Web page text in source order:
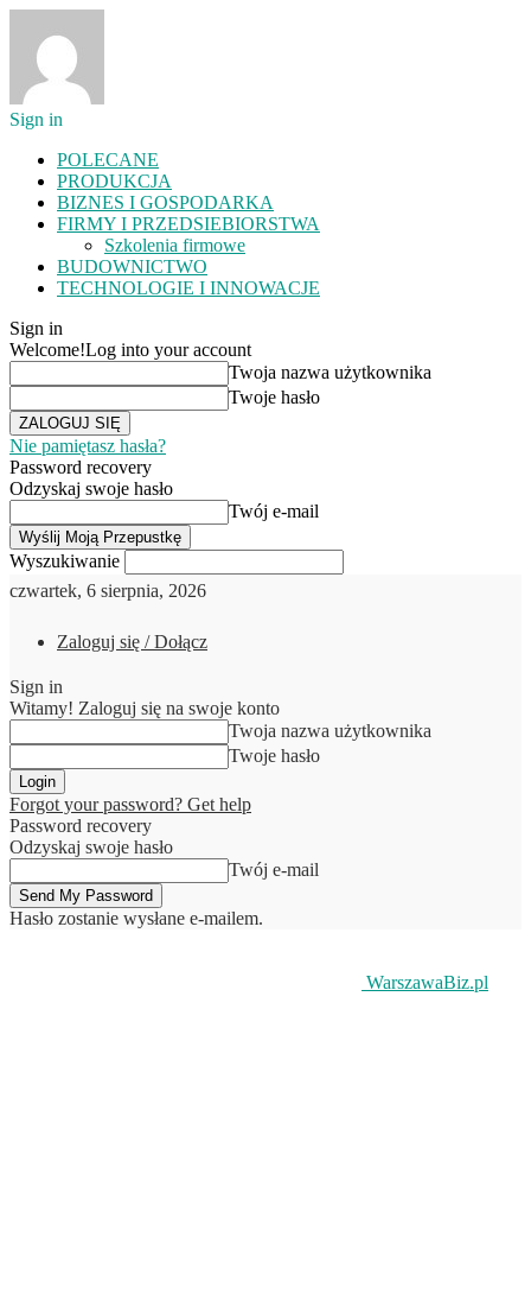
Sign in
POLECANE
PRODUKCJA
BIZNES I GOSPODARKA
FIRMY I PRZEDSIEBIORSTWA
Szkolenia firmowe
BUDOWNICTWO
TECHNOLOGIE I INNOWACJE
Sign in
Welcome!Log into your account
Twoja nazwa użytkownika
Twoje hasło
Nie pamiętasz hasła?
Password recovery
Odzyskaj swoje hasło
Twój e-mail
Wyszukiwanie
czwartek, 6 sierpnia, 2026
Zaloguj się / Dołącz
Sign in
Witamy! Zaloguj się na swoje konto
Twoja nazwa użytkownika
Twoje hasło
Forgot your password? Get help
Password recovery
Odzyskaj swoje hasło
Twój e-mail
Hasło zostanie wysłane e-mailem.
WarszawaBiz.pl